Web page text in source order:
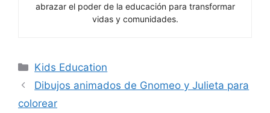
abrazar el poder de la educación para transformar
vidas y comunidades.
Categories
Kids Education
Dibujos animados de Gnomeo y Julieta para
colorear